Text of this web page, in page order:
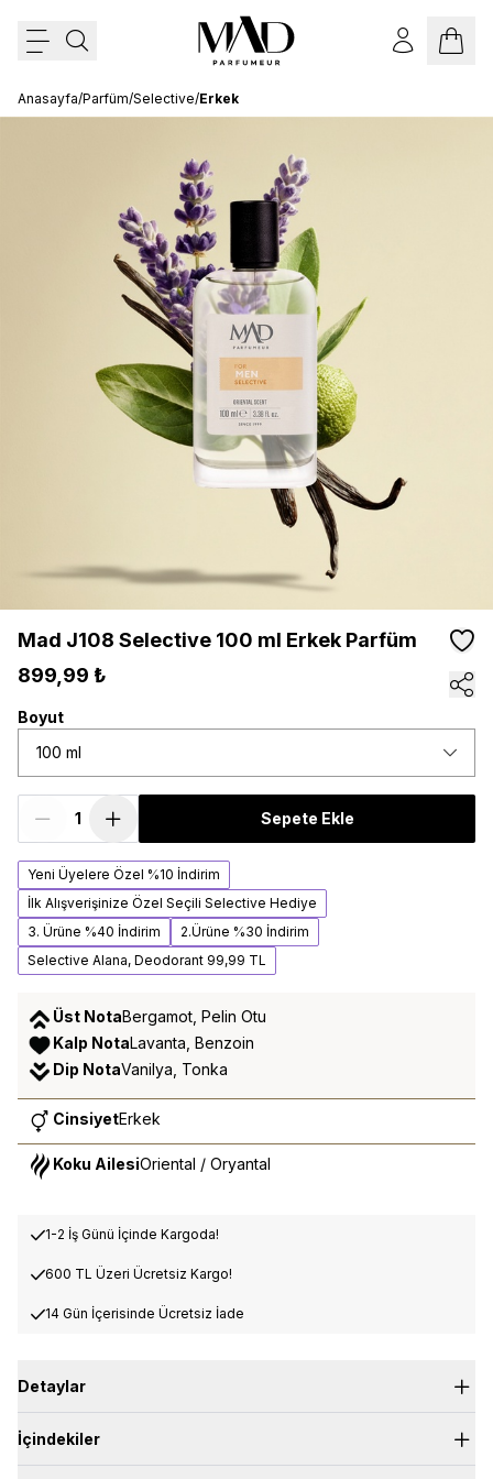
Anasayfa/Parfüm/Selective/Erkek
Mad J108 Selective 100 ml Erkek Parfüm
899,99 ₺
Boyut
100 ml
Sepete Ekle
Yeni Üyelere Özel %10 İndirim
İlk Alışverişinize Özel Seçili Selective Hediye
3. Ürüne %40 İndirim
2.Ürüne %30 İndirim
Selective Alana, Deodorant 99,99 TL
Üst NotaBergamot, Pelin Otu
Kalp NotaLavanta, Benzoin
Dip NotaVanilya, Tonka
CinsiyetErkek
Koku AilesiOriental / Oryantal
1-2 İş Günü İçinde Kargoda!
600 TL Üzeri Ücretsiz Kargo!
14 Gün İçerisinde Ücretsiz İade
Detaylar
anı unutulmaz kılar. Güçlü ve karizmatik bir erkeksilik sunarken,
etkileyici bir şehvet ve sıcaklık kazandırır. Bergamot ve pelin
İçindekiler